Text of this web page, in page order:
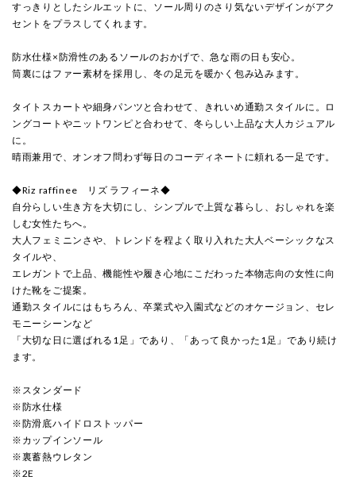
すっきりとしたシルエットに、ソール周りのさり気ないデザインがアク
セントをプラスしてくれます。
防水仕様×防滑性のあるソールのおかげで、急な雨の日も安心。
筒裏にはファー素材を採用し、冬の足元を暖かく包み込みます。
タイトスカートや細身パンツと合わせて、きれいめ通勤スタイルに。ロ
ングコートやニットワンピと合わせて、冬らしい上品な大人カジュアル
に。
晴雨兼用で、オンオフ問わず毎日のコーディネートに頼れる一足です。
◆Riz raffinee リズ ラフィーネ◆
自分らしい生き方を大切にし、シンプルで上質な暮らし、おしゃれを楽
しむ女性たちへ。
大人フェミニンさや、トレンドを程よく取り入れた大人ベーシックなス
タイルや、
エレガントで上品、機能性や履き心地にこだわった本物志向の女性に向
けた靴をご提案。
通勤スタイルにはもちろん、卒業式や入園式などのオケージョン、セレ
モニーシーンなど
「大切な日に選ばれる1足」であり、「あって良かった1足」であり続け
ます。
※スタンダード
※防水仕様
※防滑底ハイドロストッパー
※カップインソール
※裏蓄熱ウレタン
※2E